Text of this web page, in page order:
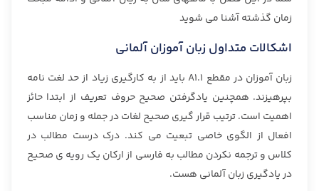
زمان گذشته آشنا می شوید
اشکالات متداول زبان آموزان آلمانی
زبان آموزان در مقطع A1.1 باید از به کارگیری زیاد از حد لغت نامه
بپرهیزند. همچنین یادگرفتن صحیح حروف تعریف از ابتدا حائز
اهمیت است. ترتیب قرار گیری صحیح لغات در جمله و زمان مناسب
افعال از الگوی خاصی تبعیت می کند. درک درست مطالب در
کلاس و ترجمه نکردن مطالب به فارسی از ارکان یک رویه ی صحیح
در یادگیری زبان آلمانی هست.